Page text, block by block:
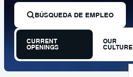
CURRENT
OPENINGS
OUR
CULTURE
BÚSQUEDA DE EMPLEO